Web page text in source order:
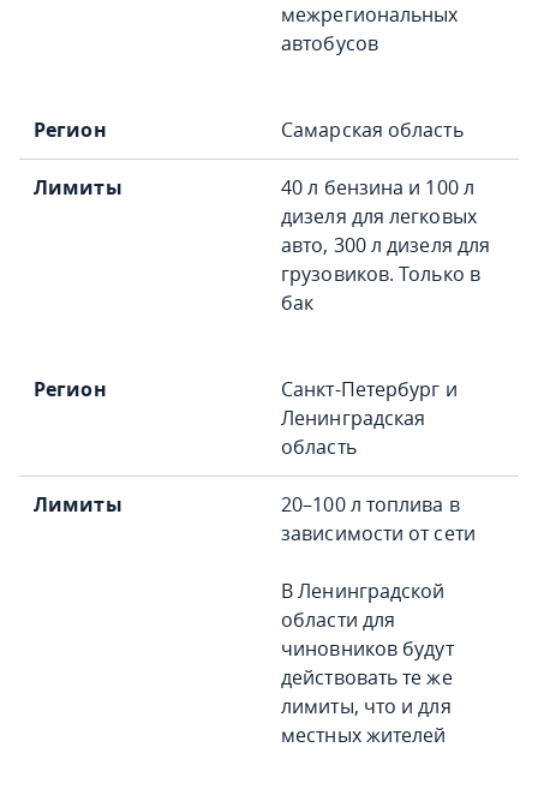
межрегиональных
автобусов
Самарская область
40 л бензина и 100 л
дизеля для легковых
авто, 300 л дизеля для
грузовиков. Только в
бак
Санкт-Петербург и
Ленинградская
область
20–100 л топлива в
зависимости от сети
В Ленинградской
области для
чиновников будут
действовать те же
лимиты, что и для
местных жителей